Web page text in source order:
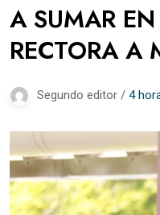
A SUMAR
RECTORA A
Segundo editor / 4